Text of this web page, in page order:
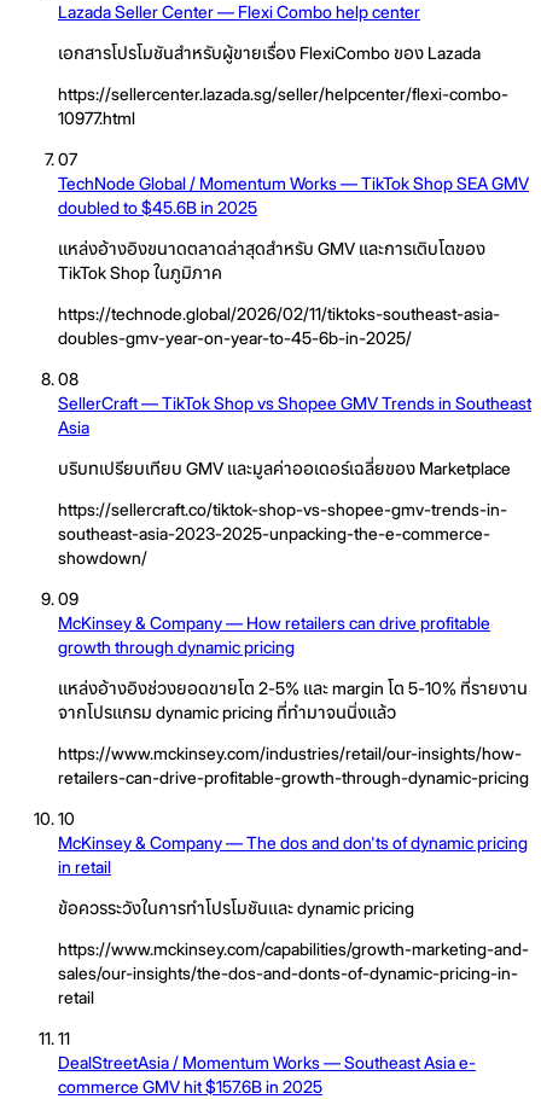
Lazada Seller Center — Flexi Combo help center
เอกสารโปรโมชันสำหรับผู้ขายเรื่อง FlexiCombo ของ Lazada
https://sellercenter.lazada.sg/seller/helpcenter/flexi-combo-
10977.html
07
TechNode Global / Momentum Works — TikTok Shop SEA GMV
doubled to $45.6B in 2025
แหล่งอ้างอิงขนาดตลาดล่าสุดสำหรับ GMV และการเติบโตของ
TikTok Shop ในภูมิภาค
https://technode.global/2026/02/11/tiktoks-southeast-asia-
doubles-gmv-year-on-year-to-45-6b-in-2025/
08
SellerCraft — TikTok Shop vs Shopee GMV Trends in Southeast
Asia
บริบทเปรียบเทียบ GMV และมูลค่าออเดอร์เฉลี่ยของ Marketplace
https://sellercraft.co/tiktok-shop-vs-shopee-gmv-trends-in-
southeast-asia-2023-2025-unpacking-the-e-commerce-
showdown/
09
McKinsey & Company — How retailers can drive profitable
growth through dynamic pricing
แหล่งอ้างอิงช่วงยอดขายโต 2-5% และ margin โต 5-10% ที่รายงาน
จากโปรแกรม dynamic pricing ที่ทำมาจนนิ่งแล้ว
https://www.mckinsey.com/industries/retail/our-insights/how-
retailers-can-drive-profitable-growth-through-dynamic-pricing
10
McKinsey & Company — The dos and don'ts of dynamic pricing
in retail
ข้อควรระวังในการทำโปรโมชันและ dynamic pricing
https://www.mckinsey.com/capabilities/growth-marketing-and-
sales/our-insights/the-dos-and-donts-of-dynamic-pricing-in-
retail
11
DealStreetAsia / Momentum Works — Southeast Asia e-
commerce GMV hit $157.6B in 2025